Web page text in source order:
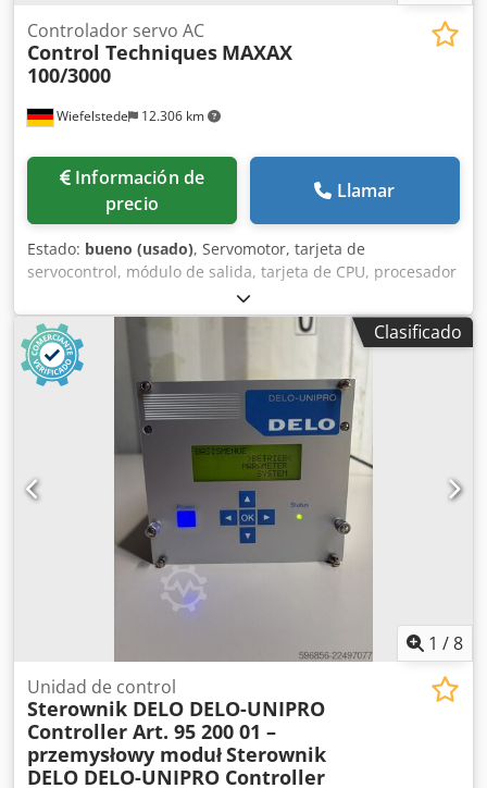
Wiefelstede 12.306 km
Controlador servo AC
Control Techniques MAXAX
100/3000
Información de
precio
Llamar
Estado: bueno (usado), Servomotor, tarjeta de
servocontrol, módulo de salida, tarjeta de CPU, procesador
de entrada, fuente de alimentación, tarjeta de control,
tarjeta de entrada, unidad de control, convertidor,
controlador. -Fabricante: Control Techniques, Servo Drive -
Tipo: MAXAX 100/3000 -Entrada: 1,5 kVA -Salida: 1 kW -
Cantidad: 2 unidades de Servo Drive disponibles -Precio:
por unidad -Dimensiones: 275/110/A235 mm Dsdozrlixjpfx
Adzeck -Peso: 2,8 kg/unidad
Clasificado
1 /8
Unidad de control
Sterownik DELO DELO-UNIPRO
Controller Art. 95 200 01 –
przemysłowy modułSterownik
DELO DELO-UNIPRO Controller